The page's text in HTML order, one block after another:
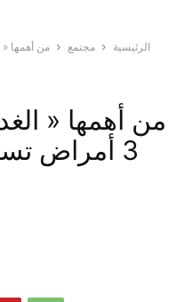
الرئيسية مجتمع
من أهمها «
3 أمراض